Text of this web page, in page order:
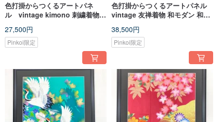
色打掛からつくるアートパネ
ル vintage kimono 刺繍着物
ント 花柄 結婚祝 新築祝 縁起物
額装インテリア83
27,500円
Pinkoi限定
色打掛からつくるアートパネル
vintage 友禅着物 和モダン 和風
祝 新築祝 長寿祝 縁起物 額装イ
ンテリア 75
38,500円
Pinkoi限定